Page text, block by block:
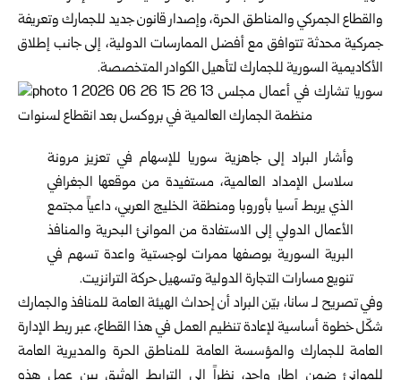
والقطاع ‌‏الجمركي والمناطق الحرة، وإصدار قانون جديد للجمارك وتعريفة
جمركية ‌‏محدثة تتوافق مع أفضل الممارسات الدولية، إلى جانب إطلاق
الأكاديمية ‌‏السورية للجمارك لتأهيل الكوادر المتخصصة.‏
وأشار البراد إلى جاهزية سوريا للإسهام في تعزيز مرونة
سلاسل الإمداد العالمية، ‌‏مستفيدة من موقعها الجغرافي
الذي يربط آسيا بأوروبا ومنطقة الخليج ‌‏العربي، داعياً مجتمع
الأعمال الدولي إلى الاستفادة من الموانئ البحرية ‌‏والمنافذ
البرية السورية بوصفها ممرات لوجستية واعدة تسهم في
تنويع ‌‏مسارات التجارة الدولية وتسهيل حركة الترانزيت.‏
وفي تصريح لـ سانا، بيّن البراد أن إحداث الهيئة العامة للمنافذ والجمارك
شكّل خطوة أساسية لإعادة تنظيم العمل في هذا القطاع، عبر ربط الإدارة
العامة للجمارك والمؤسسة العامة للمناطق الحرة والمديرية العامة